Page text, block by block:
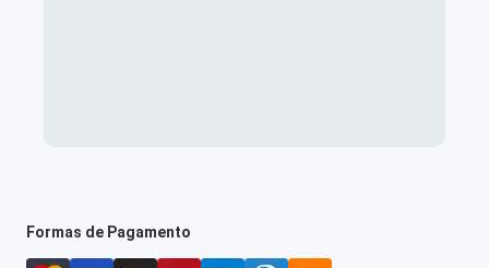
Formas de Pagamento